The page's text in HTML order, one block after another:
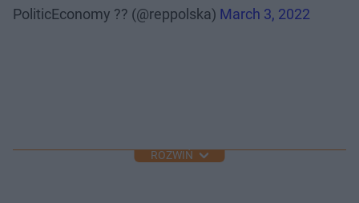
PoliticEconomy ?? (@reppolska) March 3, 2022
ROZWIŃ